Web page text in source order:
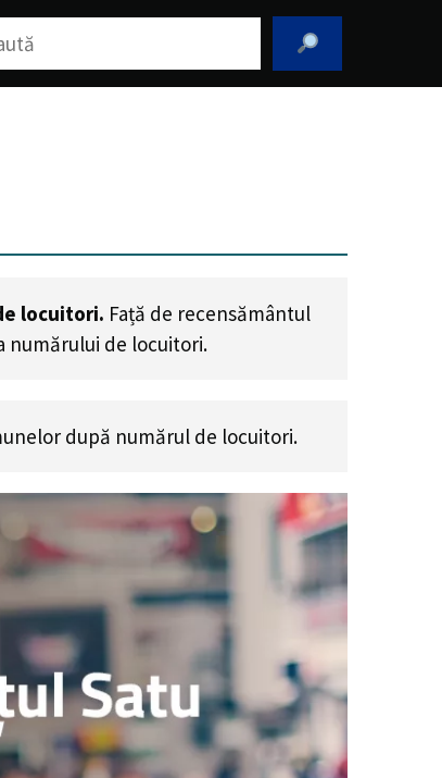
locuitori. Față de recensământul
numărului de locuitori.
după numărul de locuitori.